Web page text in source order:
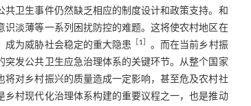
卫生事件仍然缺乏相应的制度设计和政策支持。和
淡薄等一系列困扰防控的难题。这将使农村地区在
成为威胁社会稳定的重大隐患
1
。而在当前乡村振
发公共卫生应急治理体系的关键环节。从整个国家
对乡村振兴的质量造成一定影响，甚至危及农村社
村现代化治理体系构建的重要议程之一，也是推动